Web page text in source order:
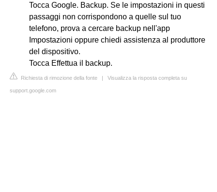
Tocca Google. Backup. Se le impostazioni in questi
passaggi non corrispondono a quelle sul tuo
telefono, prova a cercare backup nell'app
Impostazioni oppure chiedi assistenza al produttore
del dispositivo.
Tocca Effettua il backup.
Richiesta di rimozione della fonte | Visualizza la risposta completa su
support.google.com